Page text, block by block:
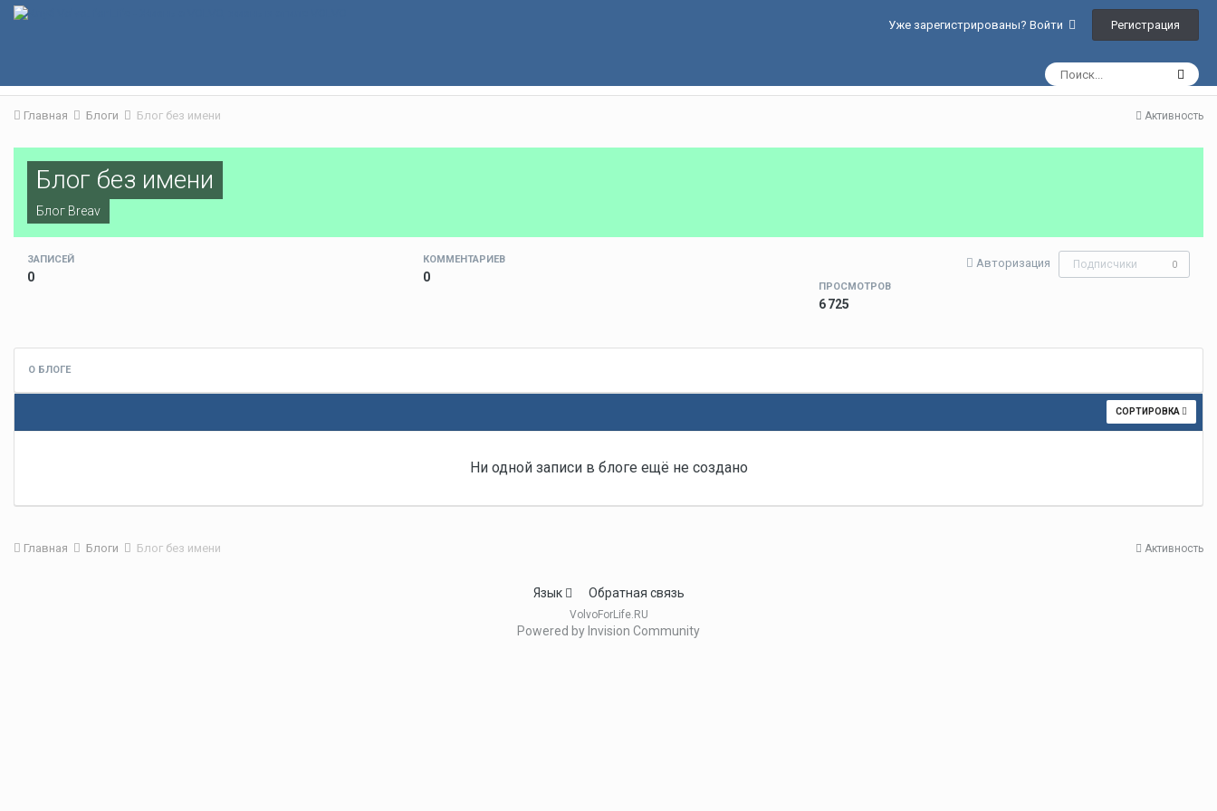
Уже зарегистрированы? Войти Регистрация
Активность
Главная Блоги Блог без имени
Блог без имени
Блог Breav
Авторизация Подписчики 0
ЗАПИСЕЙ
0
КОММЕНТАРИЕВ
0
ПРОСМОТРОВ
6 725
О БЛОГЕ
СОРТИРОВКА
Ни одной записи в блоге ещё не создано
Активность
Главная Блоги Блог без имени
Язык Обратная связь
VolvoForLife.RU
Powered by Invision Community